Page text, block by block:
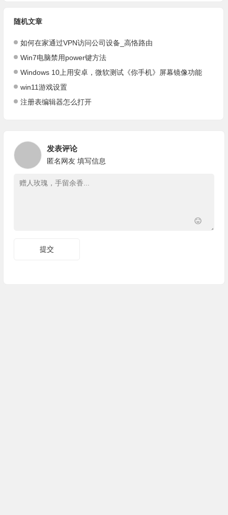
随机文章
如何在家通过VPN访问公司设备_高恪路由
Win7电脑禁用power键方法
Windows 10上用安卓，微软测试《你手机》屏幕镜像功能
win11游戏设置
注册表编辑器怎么打开
发表评论
匿名网友 填写信息